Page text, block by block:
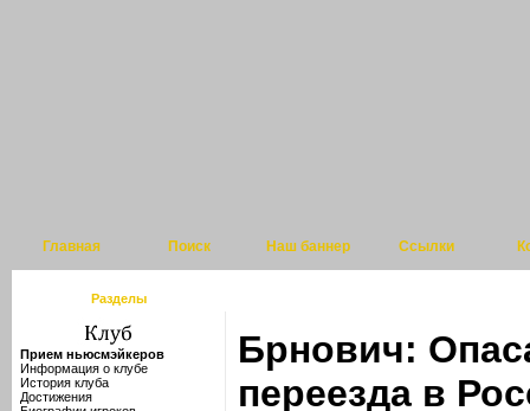
Главная Поиск Наш баннер Ссылки
Разделы
Прием ньюсмэйкеров
Информация о клубе
История клуба
Достижения
Брнович:
переезда в